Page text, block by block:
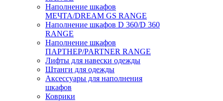
Наполнение шкафов
МЕЧТА/DREAM GS RANGE
Наполнение шкафов D 360/D 360
RANGE
Наполнение шкафов
ПАРТНЕР/PARTNER RANGE
Лифты для навески одежды
Штанги для одежды
Аксессуары для наполнения
шкафов
Коврики